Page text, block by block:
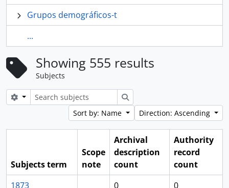
Grupos demográficos-t
...
Showing 555 results
Subjects
Search options
Search
Sort by: Name
Direction: Ascending
Subjects term
Scope
note
Archival
description
count
Authority
record
count
1873
0
0